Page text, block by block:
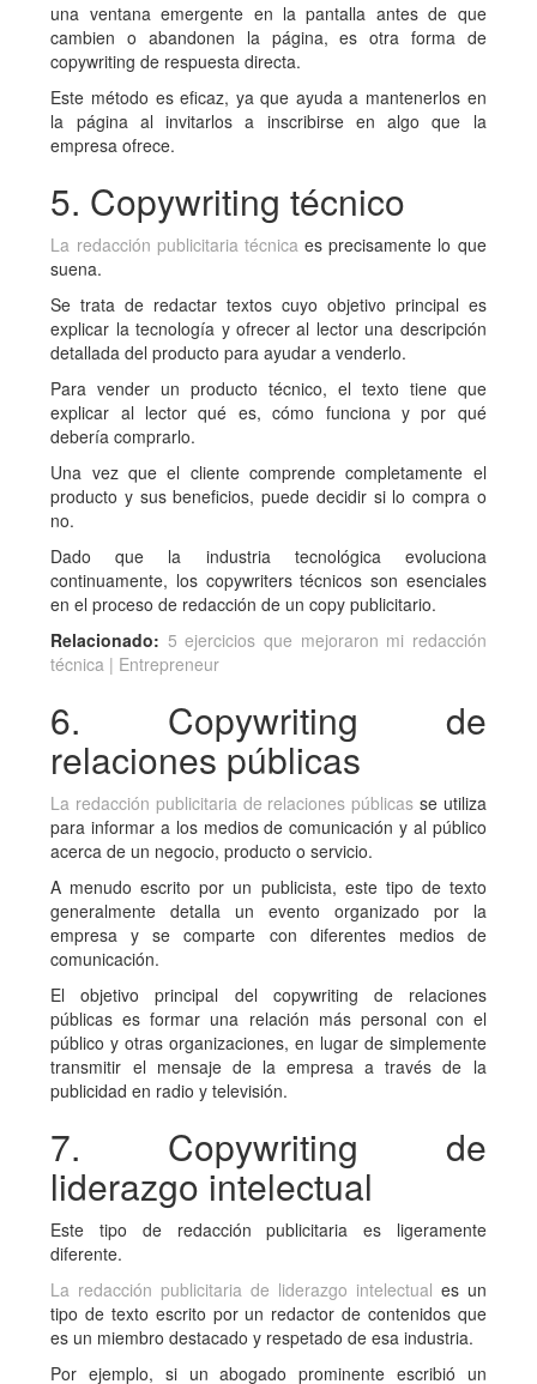
una ventana emergente en la pantalla antes de que
cambien o abandonen la página, es otra forma de
copywriting de respuesta directa.
Este método es eficaz, ya que ayuda a mantenerlos en
la página al invitarlos a inscribirse en algo que la
empresa ofrece.
5. Copywriting técnico
La redacción publicitaria técnicaes precisamente lo que
suena.
Se trata de redactar textos cuyo objetivo principal es
explicar la tecnología y ofrecer al lector una descripción
detallada del producto para ayudar a venderlo.
Para vender un producto técnico, el texto tiene que
explicar al lector qué es, cómo funciona y por qué
debería comprarlo.
Una vez que el cliente comprende completamente el
producto y sus beneficios, puede decidir si lo compra o
no.
Dado que la industria tecnológica evoluciona
continuamente, los copywriters técnicos son esenciales
en el proceso de redacción de un copy publicitario.
Relacionado: 5 ejercicios que mejoraron mi redacción
técnica | Entrepreneur
6. Copywriting de
relaciones públicas
La redacción publicitaria de relaciones públicas se utiliza
para informar a los medios de comunicación y al público
acerca de un negocio, producto o servicio.
A menudo escrito por un publicista, este tipo de texto
generalmente detalla un evento organizado por la
empresa y se comparte con diferentes medios de
comunicación.
El objetivo principal del copywriting de relaciones
públicas es formar una relación más personal con el
público y otras organizaciones, en lugar de simplemente
transmitir el mensaje de la empresa a través de la
publicidad en radio y televisión.
7. Copywriting de
liderazgo intelectual
Este tipo de redacción publicitaria es ligeramente
diferente.
La redacción publicitaria de liderazgo intelectual es un
tipo de texto escrito por un redactor de contenidos que
es un miembro destacado y respetado de esa industria.
Por ejemplo, si un abogado prominente escribió un